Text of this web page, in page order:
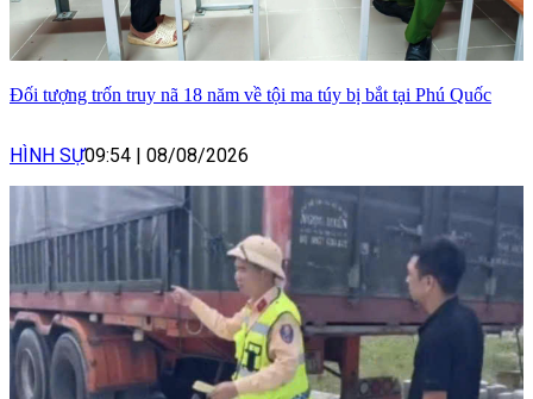
Đối tượng trốn truy nã 18 năm về tội ma túy bị bắt tại Phú Quốc
HÌNH SỰ09:54 08/08/2026